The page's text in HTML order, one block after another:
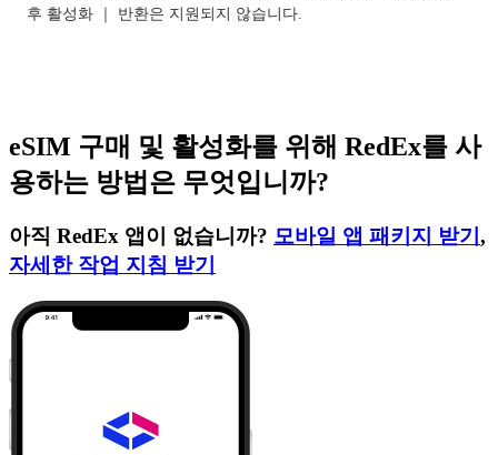
후 활성화 ｜ 반환은 지원되지 않습니다.
eSIM 구매 및 활성화를 위해 RedEx를 사
용하는 방법은 무엇입니까?
아직 RedEx 앱이 없습니까? 모바일 앱 패키지 받기 ,
자세한 작업 지침 받기